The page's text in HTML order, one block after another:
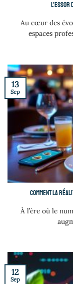
L’essor
Au cœur des
espaces
Comment la
À l’ère où le
13
Sep
12
Sep